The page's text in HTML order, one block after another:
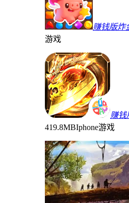
赚钱版炸
游戏
赚钱
419.8MBIphone游戏